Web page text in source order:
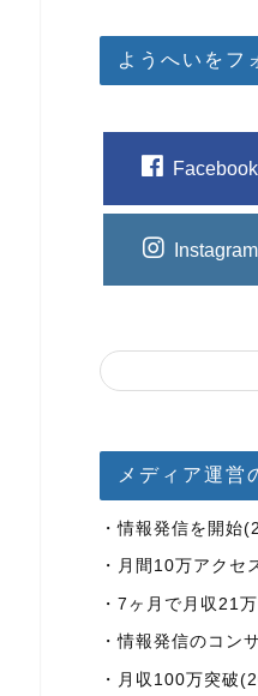
ようへいをフ
Facebook
Instagram
メディア運営
・情報発信を開始
・月間10万アクセ
・7ヶ月で月収21
・情報発信のコン
・月収100万突破